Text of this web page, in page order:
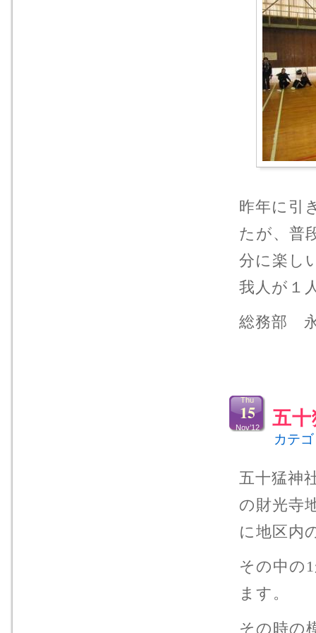
昨年に引
たが、普
分に楽し
我人が１
総務部
五
Thu
15
Nov’12
カテ
五十猛神
の財光寺
に地区内
その中の
ます。
その時の